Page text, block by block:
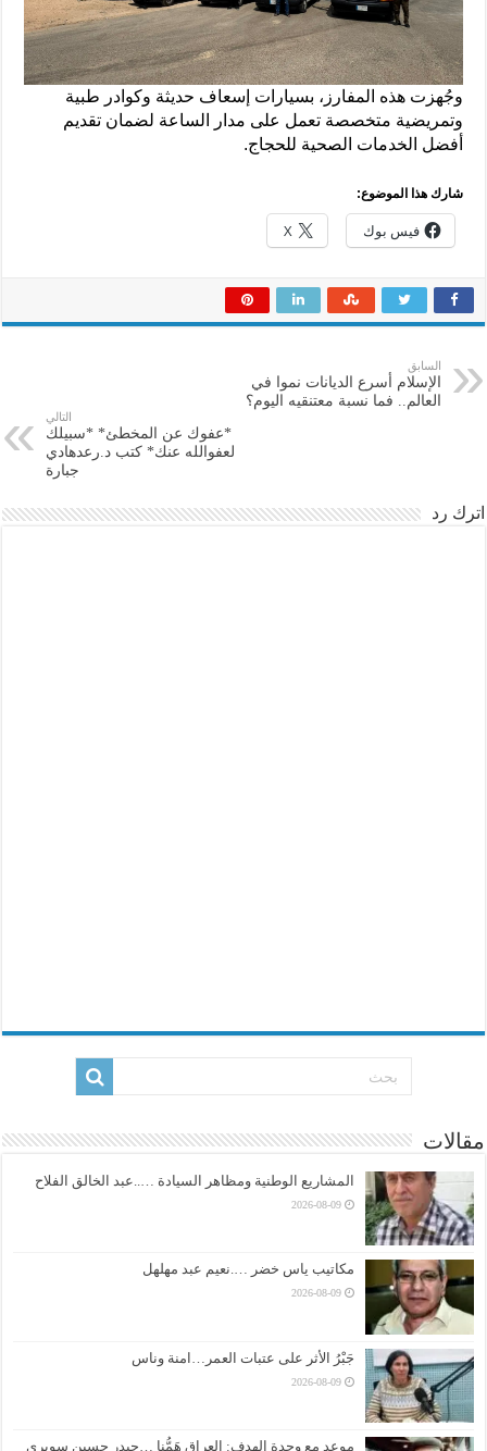
وجُهزت هذه المفارز، بسيارات إسعاف حديثة وكوادر طبية
وتمريضية متخصصة تعمل على مدار الساعة لضمان تقديم
أفضل الخدمات الصحية للحجاج.
شارك هذا الموضوع:
فيس بوك X
السابق
الإسلام أسرع الديانات نموا في
العالم.. فما نسبة معتنقيه اليوم؟
التالي
*عفوك عن المخطئ* *سبيلك
لعفوالله عنك* كتب د.رعدهادي
جبارة
اترك رد
مقالات
المشاريع الوطنية ومظاهر السيادة …..عبد الخالق الفلاح
2026-08-09
مكاتيب ياس خضر ….نعيم عبد مهلهل
2026-08-09
جَبْرُ الأثر على عتبات العمر…امنة وناس
2026-08-09
موعد مع وحدة الهدف: العراق هَمُّنا …حيدر حسين سويري